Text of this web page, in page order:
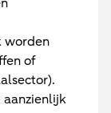
worden
of